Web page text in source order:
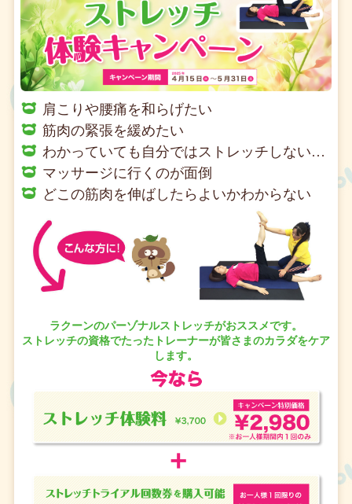
肩こりや腰痛を和らげたい
筋肉の緊張を緩めたい
わかっていても自分ではストレッチしない…
マッサージに行くのが面倒
どこの筋肉を伸ばしたらよいかわからない
ラクーンのパーゾナルストレッチがおススメです。
ストレッチの資格でたったトレーナーが皆さまのカラダをケア
します。